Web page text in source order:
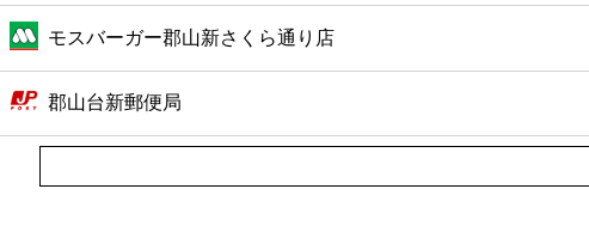
公共
病院
ホテル
モスバーガー郡山新さくら通り店
郡山台新郵便局